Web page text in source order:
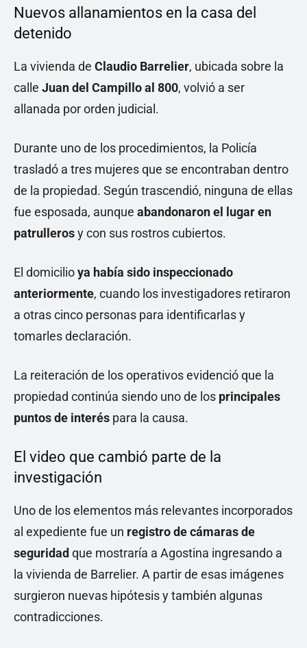
Nuevos allanamientos en la casa del
detenido
La vivienda de Claudio Barrelier, ubicada sobre la
calle Juan del Campillo al 800, volvió a ser
allanada por orden judicial.
Durante uno de los procedimientos, la Policía
trasladó a tres mujeres que se encontraban dentro
de la propiedad. Según trascendió, ninguna de ellas
fue esposada, aunque abandonaron el lugar en
patrullerosy con sus rostros cubiertos.
El domicilioya había sido inspeccionado
anteriormente, cuando los investigadores retiraron
a otras cinco personas para identificarlas y
tomarles declaración.
La reiteración de los operativos evidenció que la
propiedad continúa siendo uno de los principales
puntos de interés para la causa.
El video que cambió parte de la
investigación
Uno de los elementos más relevantes incorporados
al expediente fue un registro de cámaras de
seguridad que mostraría a Agostina ingresando a
la vivienda de Barrelier. A partir de esas imágenes
surgieron nuevas hipótesis y también algunas
contradicciones.